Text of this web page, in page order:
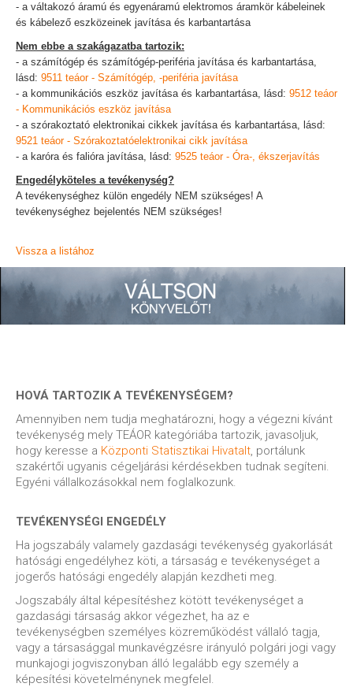
- a váltakozó áramú és egyenáramú elektromos áramkör kábeleinek
és kábelező eszközeinek javítása és karbantartása
Nem ebbe a szakágazatba tartozik:
- a számítógép és számítógép-periféria javítása és karbantartása,
lásd: 9511 teáor - Számítógép, -periféria javítása
- a kommunikációs eszköz javítása és karbantartása, lásd: 9512 teáor
- Kommunikációs eszköz javítása
- a szórakoztató elektronikai cikkek javítása és karbantartása, lásd:
9521 teáor - Szórakoztatóelektronikai cikk javítása
- a karóra és falióra javítása, lásd: 9525 teáor - Óra-, ékszerjavítás
Engedélyköteles a tevékenység?
A tevékenységhez külön engedély NEM szükséges! A
tevékenységhez bejelentés NEM szükséges!
Vissza a listához
HOVÁ TARTOZIK A TEVÉKENYSÉGEM?
Amennyiben nem tudja meghatározni, hogy a végezni kívánt
tevékenység mely TEÁOR kategóriába tartozik, javasoljuk,
hogy keresse a Központi Statisztikai Hivatalt , portálunk
szakértői ugyanis cégeljárási kérdésekben tudnak segíteni.
Egyéni vállalkozásokkal nem foglalkozunk.
TEVÉKENYSÉGI ENGEDÉLY
Ha jogszabály valamely gazdasági tevékenység gyakorlását
hatósági engedélyhez köti, a társaság e tevékenységet a
jogerős hatósági engedély alapján kezdheti meg.
Jogszabály által képesítéshez kötött tevékenységet a
gazdasági társaság akkor végezhet, ha az e
tevékenységben személyes közreműködést vállaló tagja,
vagy a társasággal munkavégzésre irányuló polgári jogi vagy
munkajogi jogviszonyban álló legalább egy személy a
képesítési követelménynek megfelel.